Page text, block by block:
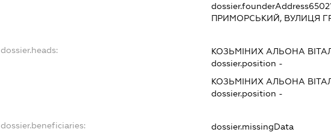
dossier.founderAddress
ПРИМОРСЬКИЙ, ВУЛИЦЯ
dossier.heads: КОЗЬМІНИХ АЛЬОНА
dossier.position -
КОЗЬМІНИХ АЛЬОНА
dossier.position -
dossier.beneficiaries: dossier.missingData